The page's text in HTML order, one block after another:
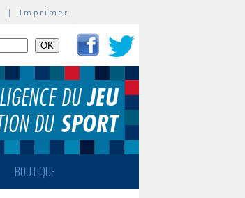
| Imprimer
BOUTIQUE